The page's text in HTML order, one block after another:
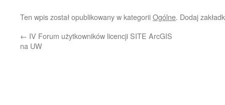
Ten wpis został opublikowany w kategoriiOgólne. Dodaj
← IV Forum użytkowników licencji SITE ArcGIS
na UW